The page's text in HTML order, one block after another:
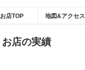
お店TOP 地図&アクセス
お店の実績